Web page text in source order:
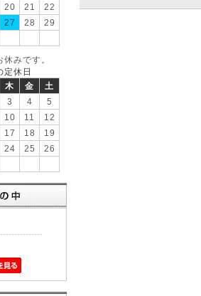
20 21
22
27 28
29
みです。
定休日
木 金
土
3 4
5
10 11
12
17 18
19
24 25
26